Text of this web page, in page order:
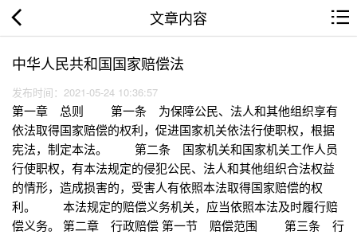
文章内容
中华人民共和国国家赔偿法
发布时间：2021-05-24 10:36:57
第一章 总则 第一条 为保障公民、法人和其他组织享有
依法取得国家赔偿的权利，促进国家机关依法行使职权，根据
宪法，制定本法。 第二条 国家机关和国家机关工作人员
行使职权，有本法规定的侵犯公民、法人和其他组织合法权益
的情形，造成损害的，受害人有依照本法取得国家赔偿的权
利。 本法规定的赔偿义务机关，应当依照本法及时履行赔
偿义务。 第二章 行政赔偿 第一节 赔偿范围 第三条 行